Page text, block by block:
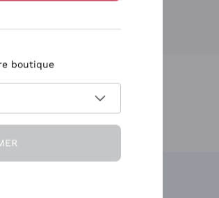
Paiement
en 3 fois
boutique